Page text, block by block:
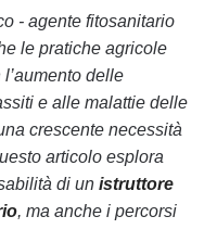
- agente fitosanitario
le pratiche agricole
delle
e alle malattie delle
crescente necessità
articolo esplora
di un istruttore
, ma anche i percorsi